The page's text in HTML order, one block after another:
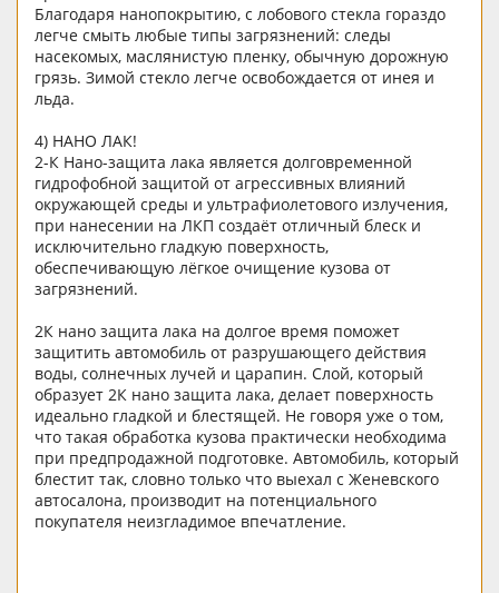
Благодаря нанопокрытию, с лобового стекла гораздо
легче смыть любые типы загрязнений: следы
насекомых, маслянистую пленку, обычную дорожную
грязь. Зимой стекло легче освобождается от инея и
льда.
4) НАНО ЛАК!
2-К Нано-защита лака является долговременной
гидрофобной защитой от агрессивных влияний
окружающей среды и ультрафиолетового излучения,
при нанесении на ЛКП создаёт отличный блеск и
исключительно гладкую поверхность,
обеспечивающую лёгкое очищение кузова от
загрязнений.
2К нано защита лака на долгое время поможет
защитить автомобиль от разрушающего действия
воды, солнечных лучей и царапин. Слой, который
образует 2К нано защита лака, делает поверхность
идеально гладкой и блестящей. Не говоря уже о том,
что такая обработка кузова практически необходима
при предпродажной подготовке. Автомобиль, который
блестит так, словно только что выехал с Женевского
автосалона, производит на потенциального
покупателя неизгладимое впечатление.